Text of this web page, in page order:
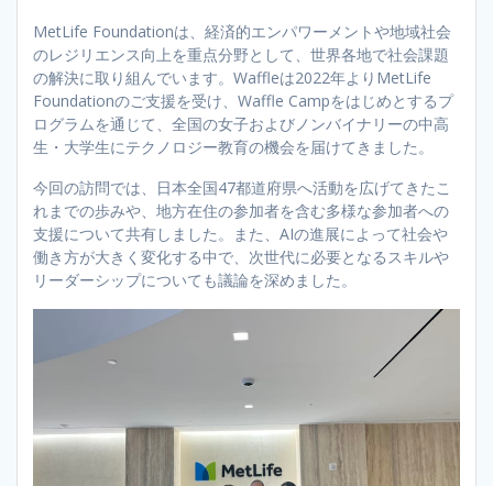
MetLife Foundationは、経済的エンパワーメントや地域社会
のレジリエンス向上を重点分野として、世界各地で社会課題
の解決に取り組んでいます。Waffleは2022年よりMetLife
Foundationのご支援を受け、Waffle Campをはじめとするプ
ログラムを通じて、全国の女子およびノンバイナリーの中高
生・大学生にテクノロジー教育の機会を届けてきました。
今回の訪問では、日本全国47都道府県へ活動を広げてきたこ
れまでの歩みや、地方在住の参加者を含む多様な参加者への
支援について共有しました。また、AIの進展によって社会や
働き方が大きく変化する中で、次世代に必要となるスキルや
リーダーシップについても議論を深めました。